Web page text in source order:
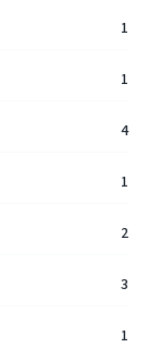
1
1
4
1
2
3
1